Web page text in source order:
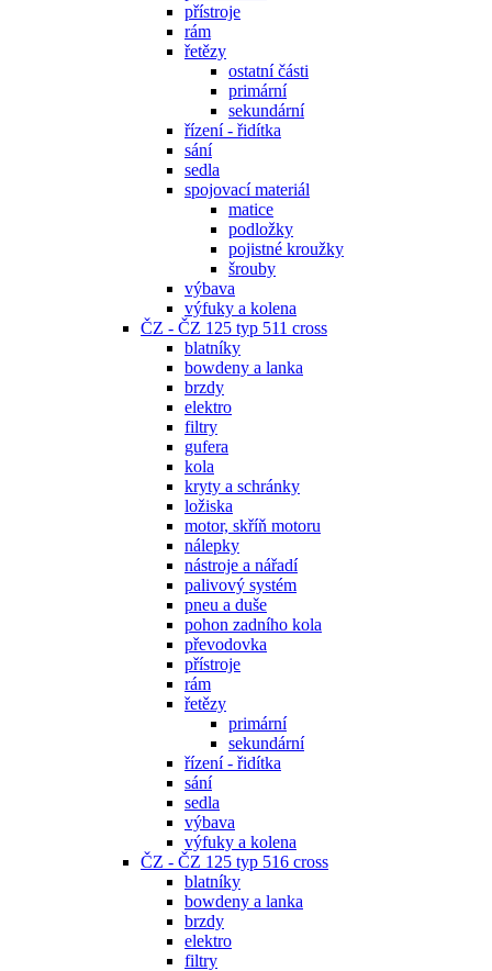
přístroje
rám
řetězy
ostatní části
primární
sekundární
řízení - řidítka
sání
sedla
spojovací materiál
matice
podložky
pojistné kroužky
šrouby
výbava
výfuky a kolena
ČZ - ČZ 125 typ 511 cross
blatníky
bowdeny a lanka
brzdy
elektro
filtry
gufera
kola
kryty a schránky
ložiska
motor, skříň motoru
nálepky
nástroje a nářadí
palivový systém
pneu a duše
pohon zadního kola
převodovka
přístroje
rám
řetězy
primární
sekundární
řízení - řidítka
sání
sedla
výbava
výfuky a kolena
ČZ - ČZ 125 typ 516 cross
blatníky
bowdeny a lanka
brzdy
elektro
filtry